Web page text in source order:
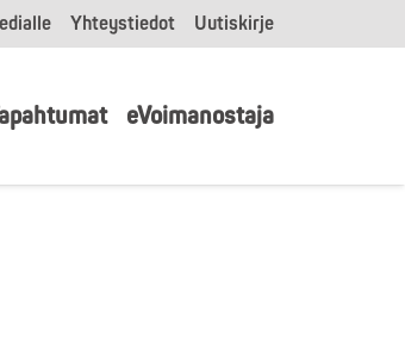
Yhteystiedot Uutiskirje
eVoimanostaja